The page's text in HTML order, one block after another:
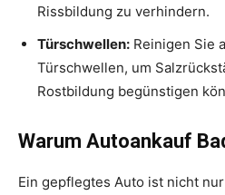
Rissbildung zu verhindern.
Türschwellen: Reinigen Sie
Türschwellen, um
Rostbildung begünstigen
Warum Autoankauf
Ein gepflegtes Auto ist nicht